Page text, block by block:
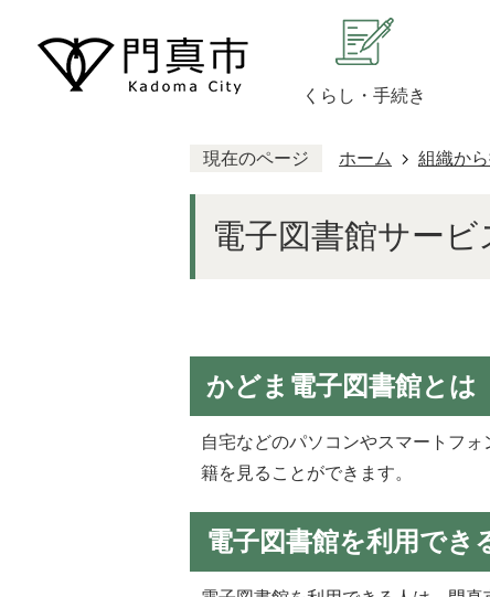
くらし・手続き
現在のページ ホーム 組織か
電子図書館サービ
かどま電子図書館とは
自宅などのパソコンやスマートフ
籍を見ることができます。
電子図書館を利用でき